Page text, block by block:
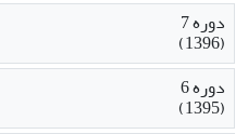
دوره 7
(1396)
دوره 6
(1395)